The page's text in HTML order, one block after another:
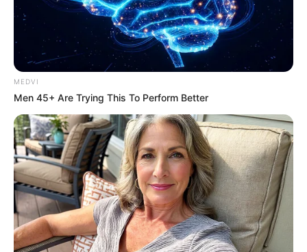
MEDVI
Men 45+ Are Trying This To Perform Better